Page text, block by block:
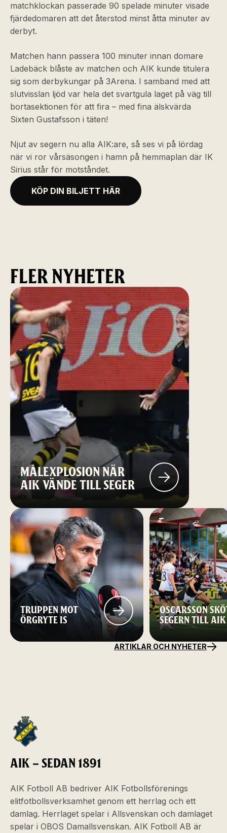
matchklockan passerade 90 spelade minuter visade
fjärdedomaren att det återstod minst åtta minuter av
derbyt.
Matchen hann passera 100 minuter innan domare
Ladebäck blåste av matchen och AIK kunde titulera
sig som derbykungar på 3Arena. I samband med att
slutvisslan ljöd var hela det svartgula laget på väg till
bortasektionen för att fira – med fina älskvärda
Sixten Gustafsson i täten!
Njut av segern nu alla AIK:are, så ses vi på lördag
när vi ror vårsäsongen i hamn på hemmaplan där IK
Sirius står för motståndet.
KÖP DIN BILJETT HÄR
FLER NYHETER
MÅLEXPLOSION NÄR
AIK VÄNDE TILL SEGER
TRUPPEN MOT
ÖRGRYTE IS
OSCARSSON
SEGERN TILL AIK
ARTIKLAR OCH NYHETER
AIK – SEDAN 1891
AIK Fotboll AB bedriver AIK Fotbollsförenings
elitfotbollsverksamhet genom ett herrlag och ett
damlag. Herrlaget spelar i Allsvenskan och damlaget
spelar i OBOS Damallsvenskan. AIK Fotboll AB är